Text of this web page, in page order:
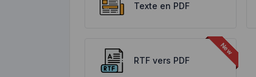
Texte en PDF
RTF vers PDF